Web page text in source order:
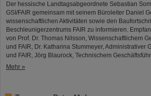
Der hessische Landtagsabgeordnete Sebastian
GSI/FAIR gemeinsam mit seinem Büroleiter Daniel
wissenschaftlichen Aktivitäten sowie den
Beschleunigerzentrums FAIR zu informieren.
von Prof. Dr. Thomas Nilsson, Wissenschaftlichem
und FAIR, Dr. Katharina Stummeyer, Administrativer
und FAIR, Jörg Blaurock, Technischem
Mehr »